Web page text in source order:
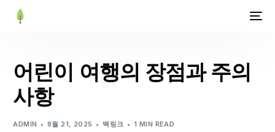
어린이 여행의 장점과 주의
사항
ADMIN 8월 21, 2025 백링크 1 MIN READ